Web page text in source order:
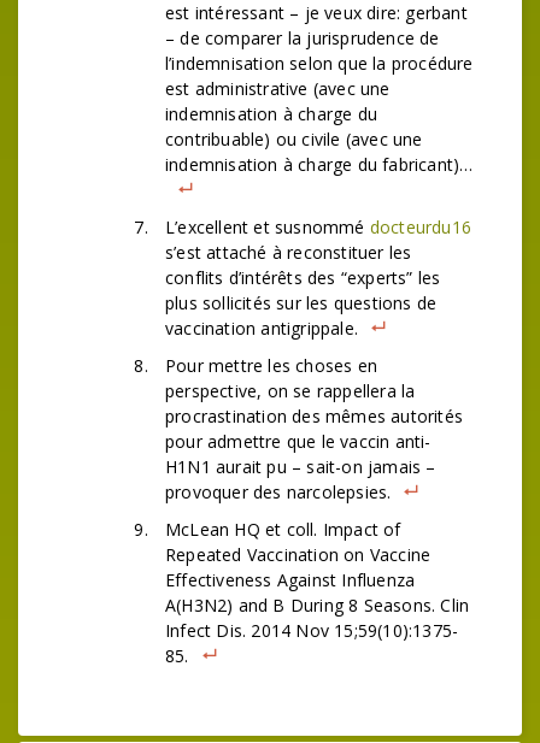
est intéressant – je veux dire: gerbant
– de comparer la jurisprudence de
l’indemnisation selon que la procédure
est administrative (avec une
indemnisation à charge du
contribuable) ou civile (avec une
indemnisation à charge du fabricant)…
L’excellent et susnommé docteurdu16
s’est attaché à reconstituer les
conflits d’intérêts des “experts” les
plus sollicités sur les questions de
vaccination antigrippale.
Pour mettre les choses en
perspective, on se rappellera la
procrastination des mêmes autorités
pour admettre que le vaccin anti-
H1N1 aurait pu – sait-on jamais –
provoquer des narcolepsies.
McLean HQ et coll. Impact of
Repeated Vaccination on Vaccine
Effectiveness Against Influenza
A(H3N2) and B During 8 Seasons. Clin
Infect Dis. 2014 Nov 15;59(10):1375-
85.